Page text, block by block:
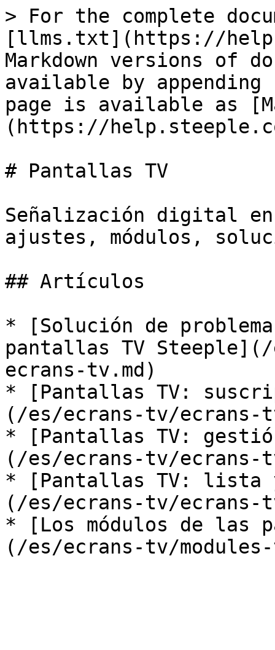
> For the complete
[llms.txt](https://
Markdown versions of
available by
page is available as
(https://
# Pantallas TV
Señalización digital
ajustes, módulos,
## Artículos
* [Solución de
pantallas TV Steeple](/
ecrans-tv.md)
* [Pantallas TV:
(/es/ecrans-tv/ecrans-
* [Pantallas TV:
(/es/ecrans-tv/ecrans-
* [Pantallas TV: lista
(/es/ecrans-tv/ecrans-
* [Los módulos de las